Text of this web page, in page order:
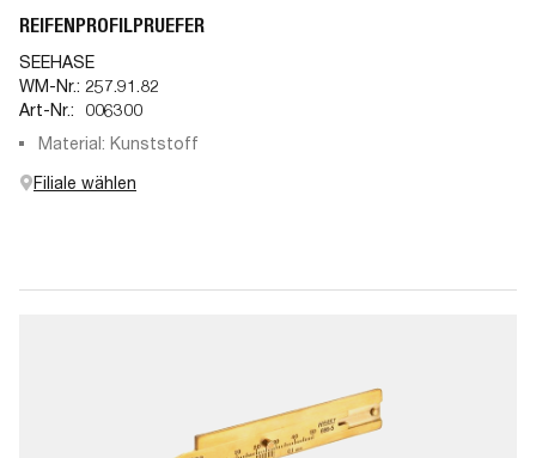
REIFENPROFILPRUEFER
SEEHASE
WM-Nr.: 257.91.82
Art-Nr.:
006300
Material: Kunststoff
Filiale wählen